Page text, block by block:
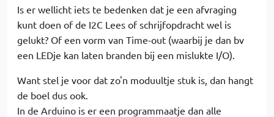
Is er wellicht iets te bedenken dat je een afvraging
kunt doen of de I2C Lees of schrijfopdracht wel is
gelukt? Of een vorm van Time-out (waarbij je dan bv
een LEDje kan laten branden bij een mislukte I/O).
Want stel je voor dat zo'n moduultje stuk is, dan hangt
de boel dus ook.
In de Arduino is er een programmaatje dan alle